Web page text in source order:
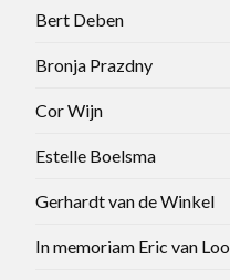
Bert Deben
Bronja Prazdny
Cor Wijn
Estelle Boelsma
Gerhardt van de Winkel
In memoriam Eric van Loo